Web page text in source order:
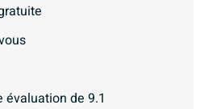
évaluation de 9.1